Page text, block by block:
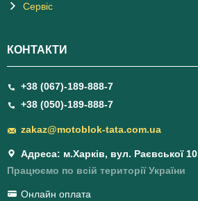
Сервіс
КОНТАКТИ
+38 (067)-189-888-7
+38 (050)-189-888-7
zakaz@motoblok-tata.com.ua
Адреса: м.Харків, вул. Раєвської 10
Працюємо по всій території України
Онлайн оплата